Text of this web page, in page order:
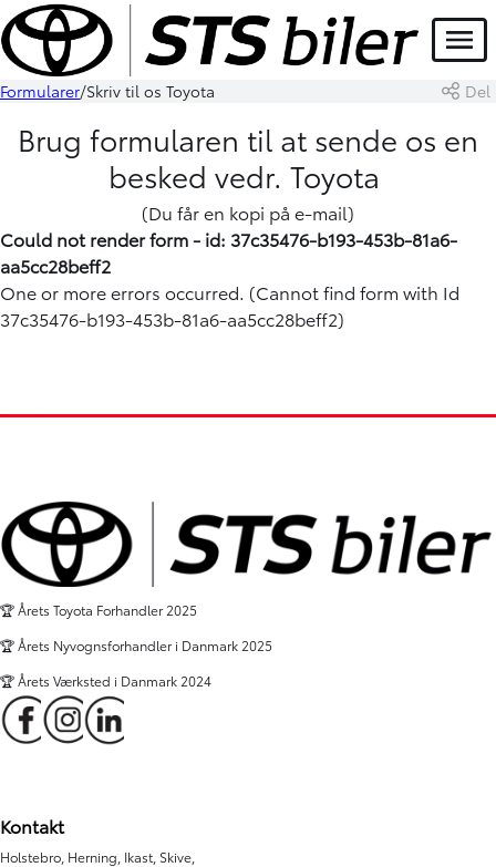
Menu
Formularer Skriv til os Toyota Del
Brug formularen til at sende os en
besked vedr. Toyota
(Du får en kopi på e-mail)
Could not render form - id: 37c35476-b193-453b-81a6-
aa5cc28beff2
One or more errors occurred. (Cannot find form with Id
37c35476-b193-453b-81a6-aa5cc28beff2)
🏆 Årets Toyota Forhandler 2025
🏆 Årets Nyvognsforhandler i Danmark 2025
🏆 Årets Værksted i Danmark 2024
Kontakt
Holstebro, Herning, Ikast, Skive,